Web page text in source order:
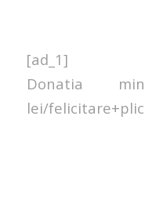
[ad_1]
Donatia
lei/felicitare+plic